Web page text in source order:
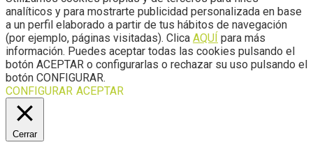
analíticos y para mostrarte publicidad personalizada en base
a un perfil elaborado a partir de tus hábitos de navegación
(por ejemplo, páginas visitadas). Clica AQUÍ para más
información. Puedes aceptar todas las cookies pulsando el
botón ACEPTAR o configurarlas o rechazar su uso pulsando el
botón CONFIGURAR.
CONFIGURAR ACEPTAR
Cerrar